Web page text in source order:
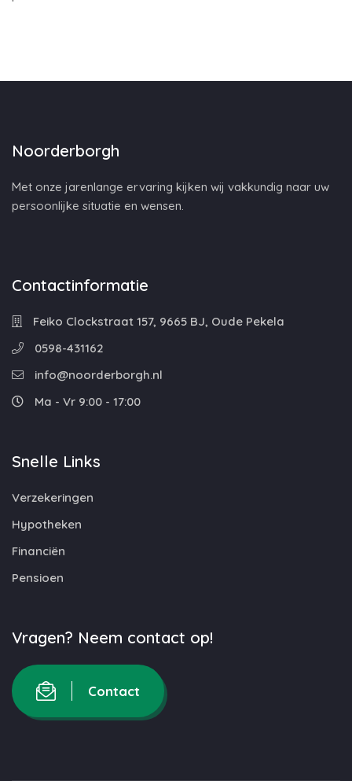
Noorderborgh
Met onze jarenlange ervaring kijken wij vakkundig naar uw
persoonlijke situatie en wensen.
Contactinformatie
Feiko Clockstraat 157, 9665 BJ, Oude Pekela
0598-431162
info@noorderborgh.nl
Ma - Vr 9:00 - 17:00
Snelle Links
Verzekeringen
Hypotheken
Financiën
Pensioen
Vragen? Neem contact op!
Contact